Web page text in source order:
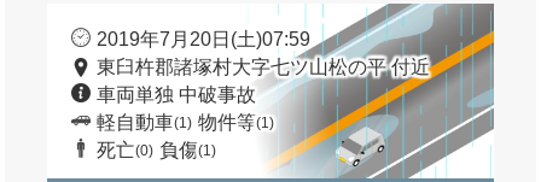
2019年7月20日(土)07:59
東臼杵郡諸塚村大字七ツ山松の平 付近
車両単独 中破事故
軽自動車(1) 物件等(1)
死亡(0) 負傷(1)